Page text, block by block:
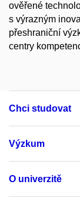
ověřené
s výrazným
přeshraniční
centry
Chci studovat
Výzkum
O univerzitě